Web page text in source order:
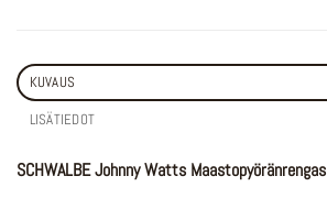
KUVAUS
LISÄTIEDOT
SCHWALBE Johnny Watts Maastopyöränrengas